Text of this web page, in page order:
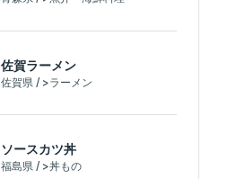
佐賀ラーメン
佐賀県 / >ラーメン
ソースカツ丼
福島県 / >丼もの